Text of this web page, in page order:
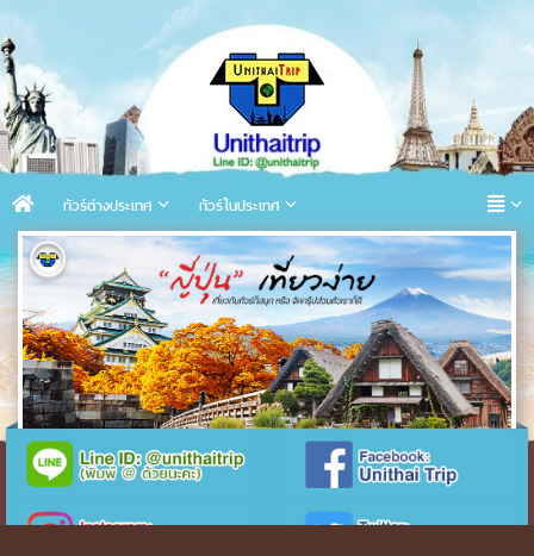
ทัวร์ต่างประเทศ ทัวร์ในประเทศ